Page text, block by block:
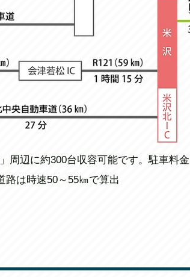
周辺に約300台収容可能です。駐車料金
は時速50～55㎞で算出